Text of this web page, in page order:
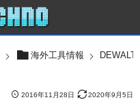
海外工具情報 DEWALT
2016年11月28日 2020年9月5日